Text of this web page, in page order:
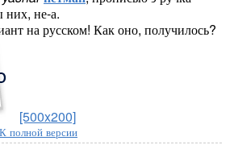
них, не-а.
на русском! Как оно, получилось?
[500x200]
К полной версии